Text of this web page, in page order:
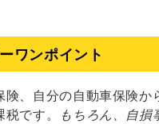
ワンポイント
険、自分の自動車保険か
です。
もちろん、自損